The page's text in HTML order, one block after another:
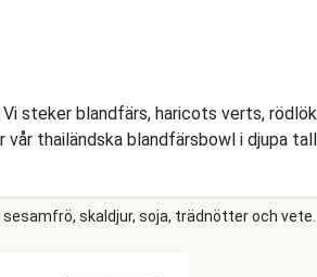
steker blandfärs, haricots verts,
thailändska blandfärsbowl i djupa
skaldjur, soja, trädnötter och vete.